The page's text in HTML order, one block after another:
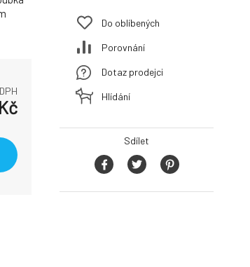
Kč
Do oblíbených
Porovnání
Dotaz prodejci
Hlídání
Sdílet